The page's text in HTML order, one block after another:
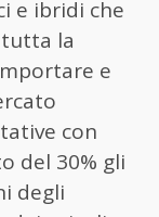
e ibridi che
la
e
con
del 30% gli
degli